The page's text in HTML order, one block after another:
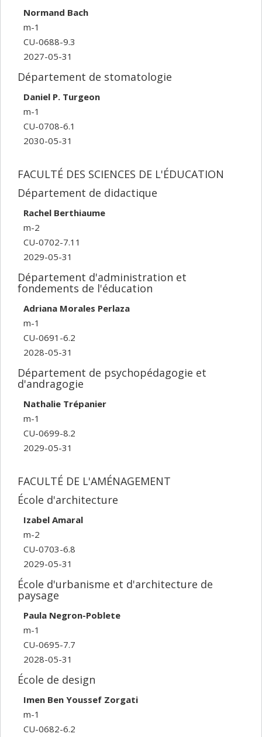
Normand Bach
m-1
CU-0688-9.3
2027-05-31
Département de stomatologie
Daniel P. Turgeon
m-1
CU-0708-6.1
2030-05-31
FACULTÉ DES SCIENCES DE L'ÉDUCATION
Département de didactique
Rachel Berthiaume
m-2
CU-0702-7.11
2029-05-31
Département d'administration et
fondements de l'éducation
Adriana Morales Perlaza
m-1
CU-0691-6.2
2028-05-31
Département de psychopédagogie et
d'andragogie
Nathalie Trépanier
m-1
CU-0699-8.2
2029-05-31
FACULTÉ DE L'AMÉNAGEMENT
École d'architecture
Izabel Amaral
m-2
CU-0703-6.8
2029-05-31
École d'urbanisme et d'architecture de
paysage
Paula Negron-Poblete
m-1
CU-0695-7.7
2028-05-31
École de design
Imen Ben Youssef Zorgati
m-1
CU-0682-6.2